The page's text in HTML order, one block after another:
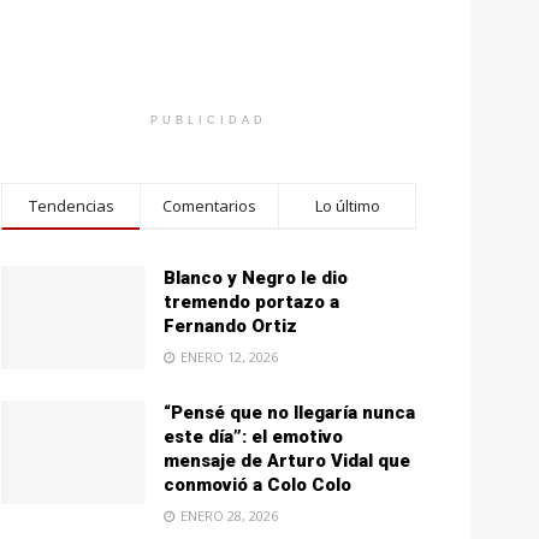
PUBLICIDAD
Tendencias Comentarios Lo último
Blanco y Negro le dio
tremendo portazo a
Fernando Ortiz
ENERO 12, 2026
“Pensé que no llegaría nunca
este día”: el emotivo
mensaje de Arturo Vidal que
conmovió a Colo Colo
ENERO 28, 2026